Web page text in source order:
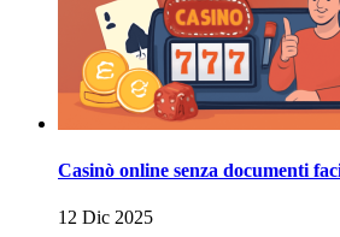
Casinò online senza documenti
12 Dic 2025